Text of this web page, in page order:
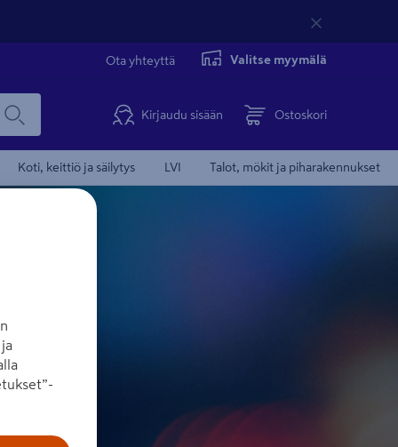
Ota yhteyttä Valitse myymälä
Kirjaudu sisään Ostoskori
Koti, keittiö ja säilytys LVI Talot, mökit ja piharakennukset